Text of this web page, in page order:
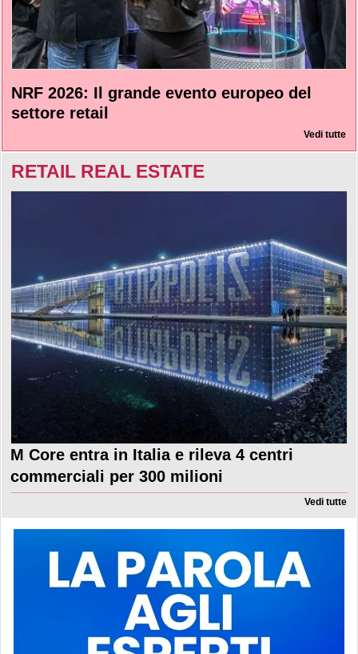
NRF 2026: Il grande evento europeo del
settore retail
Vedi tutte
RETAIL REAL ESTATE
M Core entra in Italia e rileva 4 centri
commerciali per 300 milioni
Vedi tutte